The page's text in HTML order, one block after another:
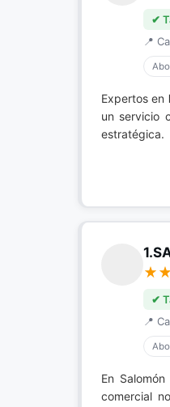
✔
📍
Expertos en
un servicio
estratégica.
✔
📍
En
comercial